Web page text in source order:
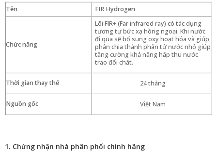
Tên FIR Hydrogen
Chức năng
Lõi FIR+ (Far infrared ray) có tác dụng
tương tự bức xạ hồng ngoại. Khi nước
đi qua sẽ bổ sung oxy hoạt hóa và giúp
phân chia thành phân tử nước nhỏ giúp
tăng cường khả năng hấp thu nước
trao đổi chất.
Thời gian thay thế 24 tháng
Nguồn gốc Việt Nam
1. Chứng nhận nhà phân phối chính hãng